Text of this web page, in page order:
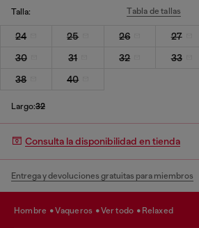
Talla: Tabla de tallas
24 25 26 27
30
31 32 33
38
40
Largo:32
Consulta la disponibilidad en tienda
Entrega y devoluciones gratuitas para miembros
hombre vaqueros ver todo relaxed